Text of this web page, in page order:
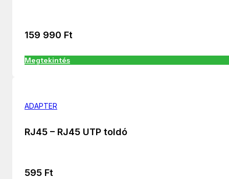
159 990 Ft
Megtekintés
ADAPTER
RJ45 – RJ45 UTP toldó
595 Ft